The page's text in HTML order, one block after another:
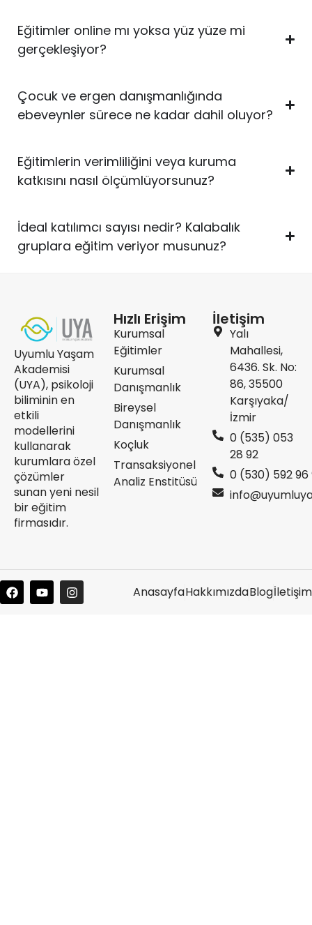
Eğitimler online mı yoksa yüz yüze mi
gerçekleşiyor?
Çocuk ve ergen danışmanlığında
ebeveynler sürece ne kadar dahil oluyor?
Eğitimlerin verimliliğini veya kuruma
katkısını nasıl ölçümlüyorsunuz?
İdeal katılımcı sayısı nedir? Kalabalık
gruplara eğitim veriyor musunuz?
Uyumlu Yaşam
Akademisi
(UYA), psikoloji
biliminin en
etkili
modellerini
kullanarak
kurumlara özel
çözümler
sunan yeni nesil
bir eğitim
firmasıdır.
Hızlı Erişim
Kurumsal
Eğitimler
Kurumsal
Danışmanlık
Bireysel
Danışmanlık
Koçluk
Transaksiyonel
Analiz Enstitüsü
İletişim
Yalı
Mahallesi,
6436. Sk. No:
86, 35500
Karşıyaka/
İzmir
‭0 (535) 053
28 92
‪0 (530) 592 96
AnasayfaHakkımızdaBlogİletişim